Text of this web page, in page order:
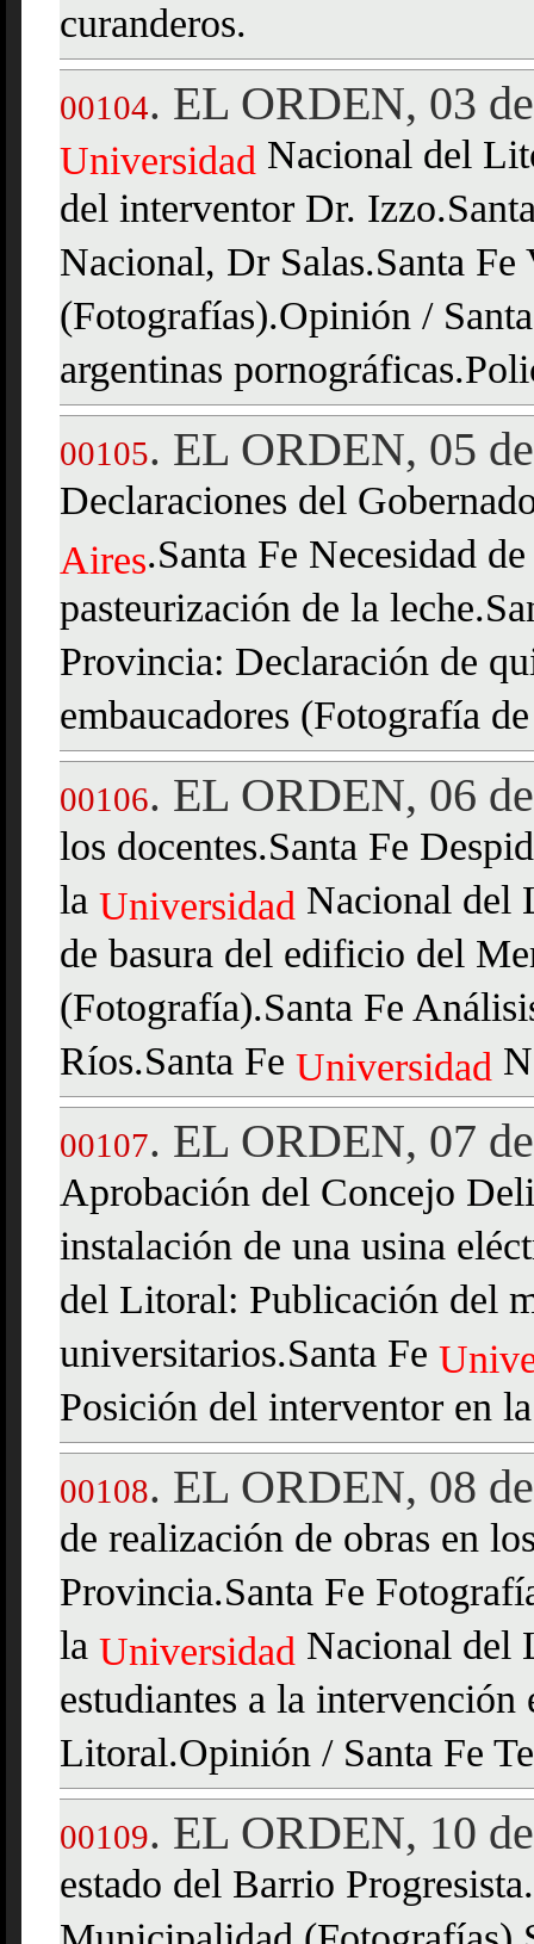
curanderos.
00104. EL ORDEN, 03
Universidad Nacional del
del interventor Dr.
Nacional, Dr Salas.Santa
(Fotografías).Opinión /
argentinas
00105. EL ORDEN, 05
Declaraciones del
Aires.Santa Fe Necesidad
pasteurización de la
Provincia: Declaración de
embaucadores (Fotografía
00106. EL ORDEN, 06
los docentes.Santa Fe
la Universidad Nacional del
de basura del edificio del
(Fotografía).Santa Fe
Ríos.Santa Fe Universidad
00107. EL ORDEN, 07
Aprobación del Concejo
instalación de una usina
del Litoral: Publicación del
universitarios.Santa Fe
Posición del interventor en
00108. EL ORDEN, 08
de realización de obras en
Provincia.Santa Fe
la Universidad Nacional del
estudiantes a la
Litoral.Opinión / Santa Fe
00109. EL ORDEN, 10
estado del Barrio